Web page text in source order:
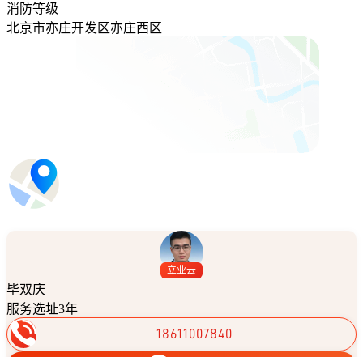
消防等级
北京市亦庄开发区亦庄西区
立业云
毕双庆
服务选址3年
18611007840